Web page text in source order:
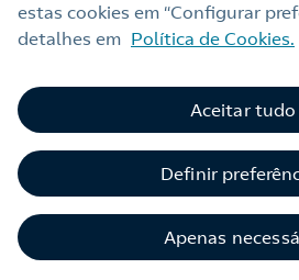
Termos e Condições My Repsol
Alerta por fraude
Livro de Reclamações Online
Canal de Ética e Conformidade
estas cookies em “Configurar
detalhes em Política de Cookies.
Definir
Apenas
Aceitar tudo